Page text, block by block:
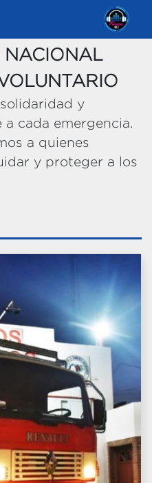
NACIONAL
y
cada emergencia.
a quienes
y proteger a los